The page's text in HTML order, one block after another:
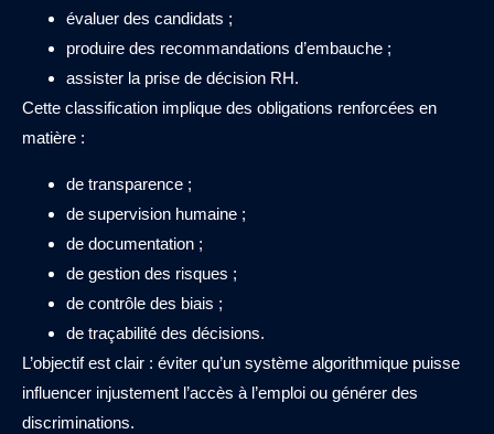
évaluer des candidats ;
produire des recommandations d’embauche ;
assister la prise de décision RH.
Cette classification implique des obligations renforcées en
matière :
de transparence ;
de supervision humaine ;
de documentation ;
de gestion des risques ;
de contrôle des biais ;
de traçabilité des décisions.
L’objectif est clair : éviter qu’un système algorithmique puisse
influencer injustement l’accès à l’emploi ou générer des
discriminations.